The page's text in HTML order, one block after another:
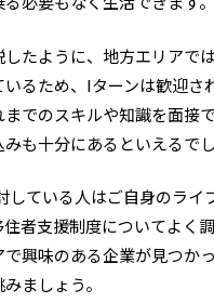
たように、地方エリアで
いるため、Iターンは歓迎さ
までのスキルや知識を面接
も十分にあるといえるでし
している人はご自身のライ
住者支援制度についてよく
で興味のある企業が見つか
ましょう。